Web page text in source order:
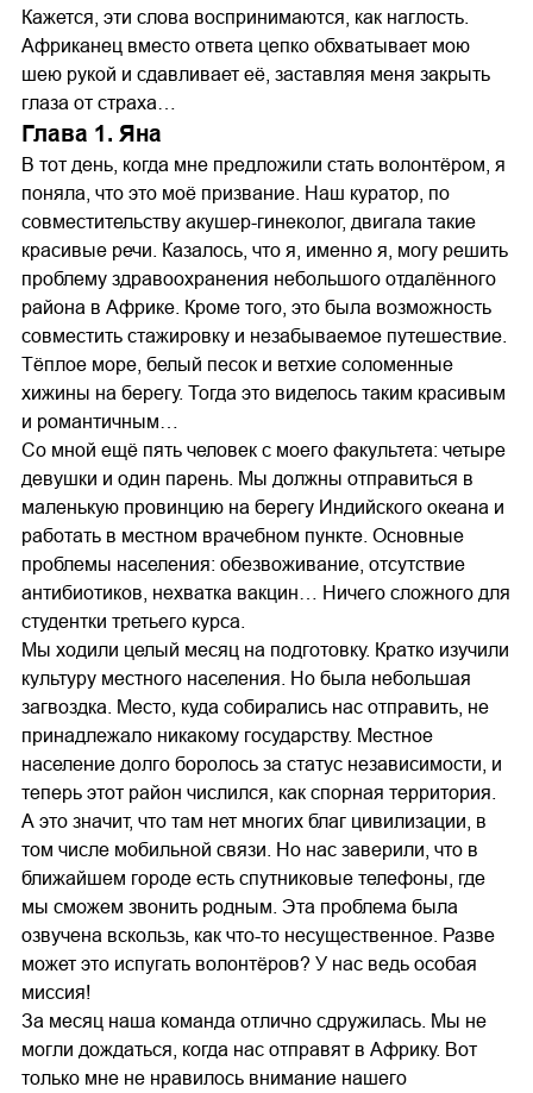
Кажется, эти слова воспринимаются, как наглость.
Африканец вместо ответа цепко обхватывает мою
шею рукой и сдавливает её, заставляя меня закрыть
глаза от страха…
Глава 1. Яна
В тот день, когда мне предложили стать волонтёром, я
поняла, что это моё призвание. Наш куратор, по
совместительству акушер-гинеколог, двигала такие
красивые речи. Казалось, что я, именно я, могу решить
проблему здравоохранения небольшого отдалённого
района в Африке. Кроме того, это была возможность
совместить стажировку и незабываемое путешествие.
Тёплое море, белый песок и ветхие соломенные
хижины на берегу. Тогда это виделось таким красивым
и романтичным…
Со мной ещё пять человек с моего факультета: четыре
девушки и один парень. Мы должны отправиться в
маленькую провинцию на берегу Индийского океана и
работать в местном врачебном пункте. Основные
проблемы населения: обезвоживание, отсутствие
антибиотиков, нехватка вакцин… Ничего сложного для
студентки третьего курса.
Мы ходили целый месяц на подготовку. Кратко изучили
культуру местного населения. Но была небольшая
загвоздка. Место, куда собирались нас отправить, не
принадлежало никакому государству. Местное
население долго боролось за статус независимости, и
теперь этот район числился, как спорная территория.
А это значит, что там нет многих благ цивилизации, в
том числе мобильной связи. Но нас заверили, что в
ближайшем городе есть спутниковые телефоны, где
мы сможем звонить родным. Эта проблема была
озвучена вскользь, как что-то несущественное. Разве
может это испугать волонтёров? У нас ведь особая
миссия!
За месяц наша команда отлично сдружилась. Мы не
могли дождаться, когда нас отправят в Африку. Вот
только мне не нравилось внимание нашего